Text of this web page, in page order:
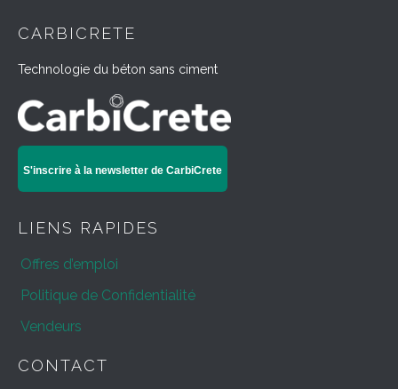
CARBICRETE
Technologie du béton sans ciment
S'inscrire à la newsletter de CarbiCrete
LIENS RAPIDES
Offres d’emploi
Politique de Confidentialité
Vendeurs
CONTACT